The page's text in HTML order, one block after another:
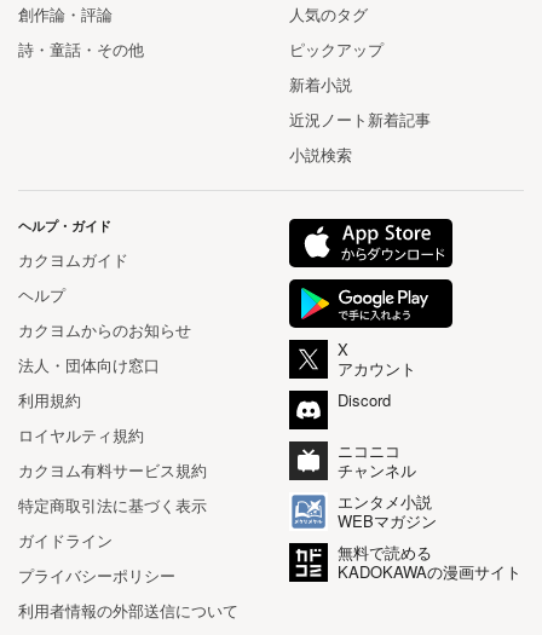
創作論・評論
詩・童話・その他
人気のタグ
ピックアップ
新着小説
近況ノート新着記事
小説検索
ヘルプ・ガイド
カクヨムガイド
ヘルプ
カクヨムからのお知らせ
法人・団体向け窓口
利用規約
ロイヤルティ規約
カクヨム有料サービス規約
特定商取引法に基づく表示
ガイドライン
プライバシーポリシー
利用者情報の外部送信について
X
アカウント
Discord
ニコニコ
チャンネル
エンタメ小説
WEBマガジン
無料で読める
KADOKAWAの漫画サイト